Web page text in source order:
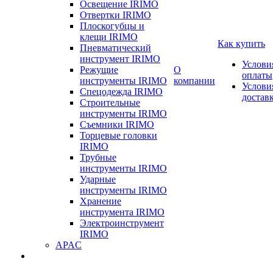
Освещение IRIMO
Отвертки IRIMO
Плоскогубцы и
клещи IRIMO
Пневматический
инструмент IRIMO
Режущие
инструменты IRIMO
Спецодежда IRIMO
Строительные
инструменты IRIMO
Съемники IRIMO
Торцевые головки
IRIMO
Трубные
инструменты IRIMO
Ударные
инструменты IRIMO
Хранение
инструмента IRIMO
Электроинструмент
IRIMO
APAC
О
компании
Как купить
оплаты